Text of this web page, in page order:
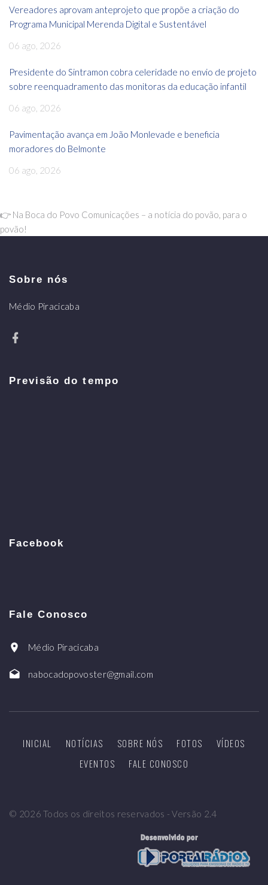
Vereadores aprovam anteprojeto que propõe a criação do
Programa Municipal Merenda Digital e Sustentável
06 ago, 2026
Presidente do Sintramon cobra celeridade no envio de projeto
sobre reenquadramento das monitoras da educação infantil
06 ago, 2026
Pavimentação avança em João Monlevade e beneficia
moradores do Belmonte
06 ago, 2026
👉 Na Boca do Povo Comunicações – a notícia do povão, para o
povão!
Sobre nós
Médio Piracicaba
Previsão do tempo
Facebook
Fale Conosco
Médio Piracicaba
nabocadopovoster@gmail.com
INICIAL NOTÍCIAS SOBRE NÓS FOTOS
VÍDEOS
EVENTOS
FALE CONOSCO
© 2026 Todos os direitos reservados - Versão 2.4